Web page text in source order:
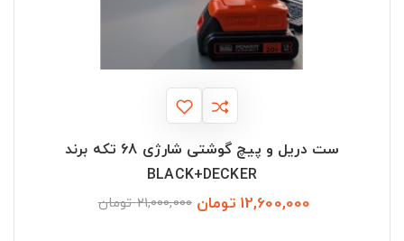
ست دریل و پیچ گوشتی شارژی 68 تکه برند
BLACK+DECKER
12,600,000 تومان 21,000,000 تومان